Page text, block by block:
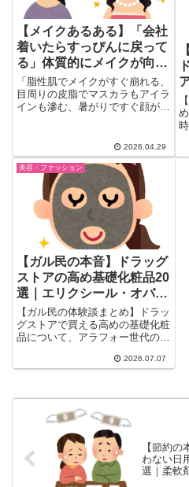
【メイクあるある】「会社
着いたらすっぴんに戻って
る」体質的にメイクが向い
てない人の本音と工夫｜脂
性肌・薄肌・敏感肌の生き
残り術
「脂性肌でメイクがすぐ崩れる、
目周りの皮脂でマスカラもアイラ
インも滲む、暑がりですぐ顔が赤
2026.04.29
美容・ファッション
【ガル民の本音】ドラッグ
ストアの高め基礎化粧品20
選｜エリクシール・オバジ
の効果とリアル評判
【ガル民の体験談まとめ】ドラッ
グストアで買える高めの基礎化粧
品について、アラフォー世代のガ
ル・dプログラム・オバジの効果
リアルな声を一気にチェックでき
2026.07.07
【節約
わない日
選｜柔軟